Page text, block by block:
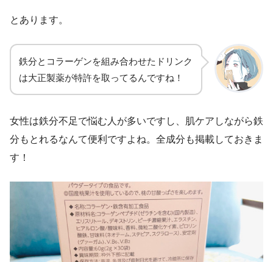
とあります。
鉄分とコラーゲンを組み合わせたドリンク
は大正製薬が特許を取ってるんですね！
女性は鉄分不足で悩む人が多いですし、肌ケアしながら鉄
分もとれるなんて便利ですよね。全成分も掲載しておきま
す！